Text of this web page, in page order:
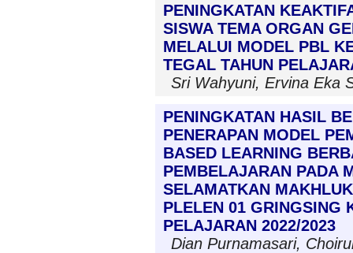
PENINGKATAN
SISWA TEMA ORGAN
MELALUI MODEL PBL
TEGAL TAHUN
Sri Wahyuni, Ervina Eka
PENINGKATAN HASIL
PENERAPAN MODEL
BASED LEARNING
PEMBELAJARAN PADA
SELAMATKAN
PLELEN 01 GRINGSING
PELAJARAN 2022/2023
Dian Purnamasari,